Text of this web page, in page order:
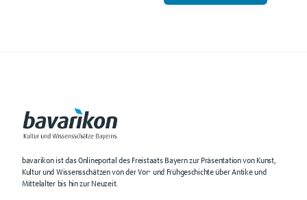
bavarikon ist das Onlineportal des Freistaats Bayern zur Präsentation von Kunst,
Kultur und Wissensschätzen von der Vor- und Frühgeschichte über Antike und
Mittelalter bis hin zur Neuzeit.